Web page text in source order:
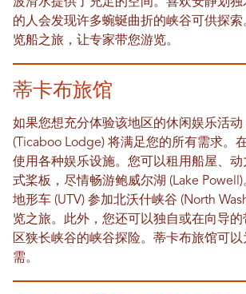
的人会发现许多蜿蜒曲折的峡谷可供探
览船之旅，让专家带您游览。
蒂卡布旅馆
如果您想充分体验该地区的休闲娱乐活
(Ticaboo Lodge) 将满足您的所有需求。
使用各种娱乐设施。您可以租用船屋、
式桨板，尽情畅游鲍威尔湖 (Lake
地形车 (UTV) 参加北沃什峡谷 (North
览之旅。此外，您还可以独自或在向导
区狭长峡谷的峡谷探险。蒂卡布旅馆可
需。